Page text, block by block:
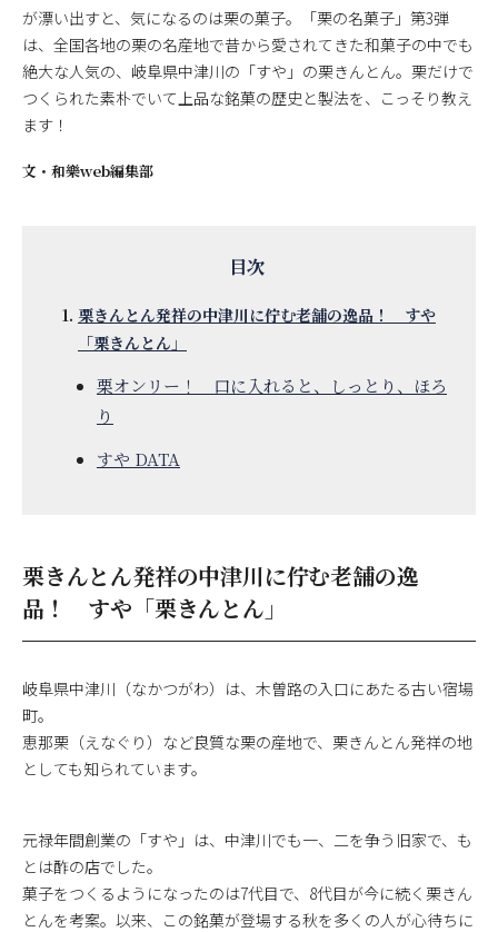
が漂い出すと、気になるのは栗の菓子。「栗の名菓子」第3弾
は、全国各地の栗の名産地で昔から愛されてきた和菓子の中でも
絶大な人気の、岐阜県中津川の「すや」の栗きんとん。栗だけで
つくられた素朴でいて上品な銘菓の歴史と製法を、こっそり教え
ます！
文・ 和樂web編集部
栗きんとん発祥の中津川に佇む老舗の逸品！ すや
「栗きんとん」
栗オンリー！ 口に入れると、しっとり、ほろ
り
すや DATA
栗きんとん発祥の中津川に佇む老舗の逸
品！ すや「栗きんとん」
岐阜県中津川（なかつがわ）は、木曽路の入口にあたる古い宿場
町。
恵那栗（えなぐり）など良質な栗の産地で、栗きんとん発祥の地
としても知られています。
元禄年間創業の「すや」は、中津川でも一、二を争う旧家で、も
とは酢の店でした。
菓子をつくるようになったのは7代目で、8代目が今に続く栗きん
とんを考案。以来、この銘菓が登場する秋を多くの人が心待ちに